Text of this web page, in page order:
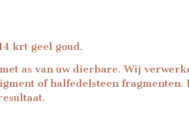
krt geel goud.
as van uw dierbare. Wij
ofhalfedelsteen fragmenten.